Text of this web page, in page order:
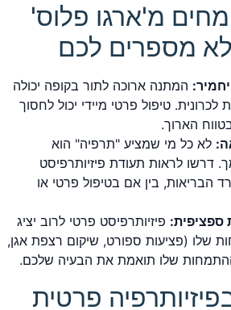
מ'ארגו פלוס'
מספרים לכם
המתנה ארוכה לתור בקופה יכולה
לכרונית. טיפול פרטי מיידי יכול לחסוך
הארוך.
לא כל מי שמציע "תרפיה" הוא
דרשו לראות תעודת פיזיותרפיסט
בין אם בטיפול פרטי או
ספציפית: פיזיותרפיסט פרטי לרוב יציג
שלו (פציעות ספורט, שיקום רצפת אגן,
שלו תואמת את הבעיה שלכם.
פרטית